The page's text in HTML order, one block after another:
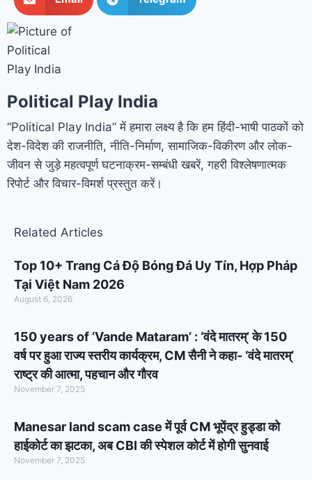
Political Play India
“Political Play India” में हमारा लक्ष्य है कि हम हिंदी-भाषी पाठकों को
देश-विदेश की राजनीति, नीति-निर्माण, सामाजिक-विकीरण और लोक-
जीवन से जुड़े महत्वपूर्ण घटनाक्रम-सम्बंधी खबरें, गहरी विश्लेषणात्मक
रिपोर्ट और विचार-विमर्श प्रस्तुत करें।
Related Articles
Top 10+ Trang Cá Độ Bóng Đá Uy Tín, Hợp Pháp
Tại Việt Nam 2026
August 6, 2026
150 years of ‘Vande Mataram’ : ‘वंदे मातरम्’ के 150
वर्ष पर हुआ राज्य स्तरीय कार्यक्रम, CM सैनी ने कहा- ‘वंदे मातरम्’
राष्ट्र की आत्मा, पहचान और गौरव
November 7, 2025
Manesar land scam case में पूर्व CM भूपेंद्र हुड्डा को
हाईकोर्ट का झटका, अब CBI की स्पेशल कोर्ट में होगी सुनवाई
November 7, 2025